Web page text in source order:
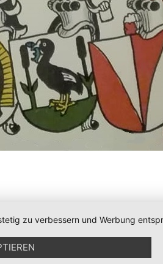
zu verbessern und Werbung